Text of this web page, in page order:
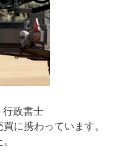
行政書士
に携わっています。